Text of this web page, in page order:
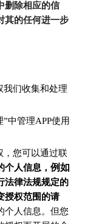
删除相应的信
其的任何进一步
我们收集和处理
中管理APP使用
，您可以通过联
人信息， 例如
法律法规规定的
授权范围的请
个人信息。但您